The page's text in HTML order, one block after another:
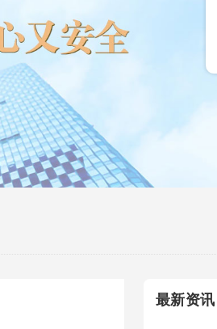
最新资讯